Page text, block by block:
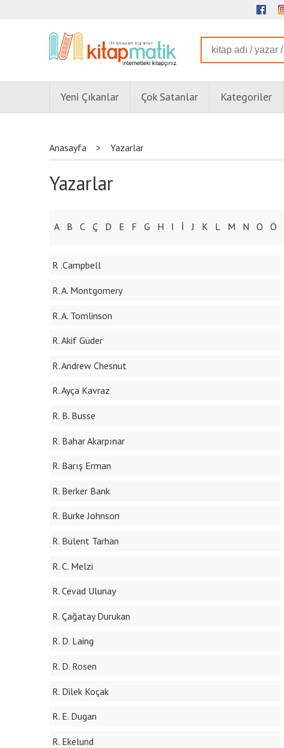
Yeni Çıkanlar Çok Satanlar Kategoriler
Anasayfa > Yazarlar
Yazarlar
A B C Ç D E F G H I İ J K L M N O Ö
R .Campbell
R. A. Montgomery
R. A. Tomlinson
R. Akif Güder
R. Andrew Chesnut
R. Ayça Kavraz
R. B. Busse
R. Bahar Akarpınar
R. Barış Erman
R. Berker Bank
R. Burke Johnson
R. Bülent Tarhan
R. C. Melzi
R. Cevad Ulunay
R. Çağatay Durukan
R. D. Laing
R. D. Rosen
R. Dilek Koçak
R. E. Dugan
R. Ekelund